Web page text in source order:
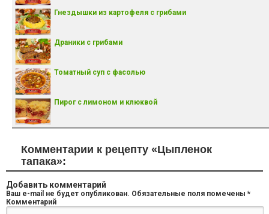
Гнездышки из картофеля с грибами
Драники с грибами
Томатный суп с фасолью
Пирог с лимоном и клюквой
Комментарии к рецепту «Цыпленок
тапака»:
Добавить комментарий
Ваш e-mail не будет опубликован. Обязательные поля помечены *
Комментарий